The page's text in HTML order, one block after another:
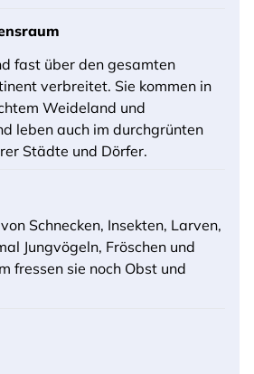
fast über den gesamten
verbreitet. Sie kommen in
Weideland und
leben auch im durchgrünten
Städte und Dörfer.
Schnecken, Insekten, Larven,
Jungvögeln, Fröschen und
fressen sie noch Obst und